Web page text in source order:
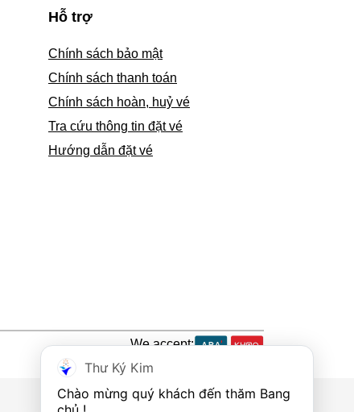
Hỗ trợ
Chính sách bảo mật
Chính sách thanh toán
Chính sách hoàn, huỷ vé
Tra cứu thông tin đặt vé
Hướng dẫn đặt vé
We accept:
Thư Ký Kim
Chào mừng quý khách đến thăm Bang